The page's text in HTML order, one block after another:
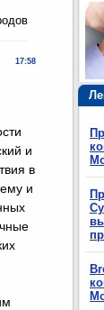
17:58
и
в
и